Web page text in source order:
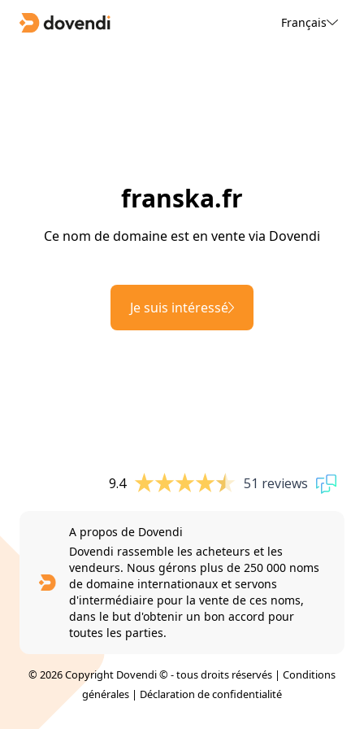
Français
franska.fr
Ce nom de domaine est en vente via Dovendi
Je suis intéressé
9.4 51 reviews
A propos de Dovendi
Dovendi rassemble les acheteurs et les
vendeurs. Nous gérons plus de 250 000 noms
de domaine internationaux et servons
d'intermédiaire pour la vente de ces noms,
dans le but d'obtenir un bon accord pour
toutes les parties.
© 2026 Copyright Dovendi © - tous droits réservés | Conditions
générales | Déclaration de confidentialité